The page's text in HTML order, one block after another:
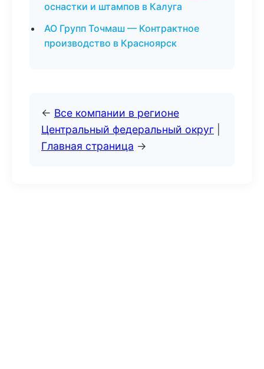
оснастки и штампов в Калуга
АО Групп Точмаш — Контрактное
производство в Красноярск
← Все компании в регионе
Центральный федеральный округ
Главная страница →